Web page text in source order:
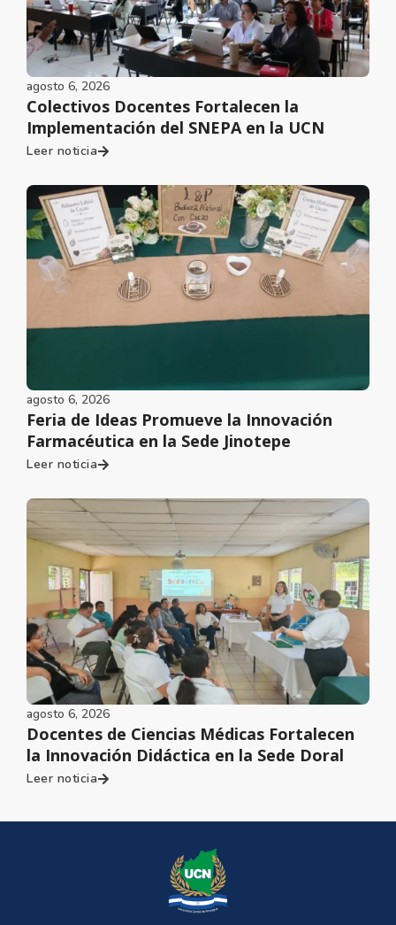
agosto 6, 2026
Colectivos Docentes Fortalecen la
Implementación del SNEPA en la UCN
Leer noticia
agosto 6, 2026
Feria de Ideas Promueve la Innovación
Farmacéutica en la Sede Jinotepe
Leer noticia
agosto 6, 2026
Docentes de Ciencias Médicas Fortalecen
la Innovación Didáctica en la Sede Doral
Leer noticia